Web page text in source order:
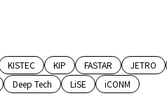
KISTEC KIP FASTAR JETRO
Deep Tech LiSE iCONM